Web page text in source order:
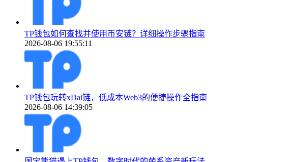
TP钱包如何查找并使用币安链？详细操作步骤指南
2026-08-06 19:55:11
TP钱包玩转xDai链，低成本Web3的便捷操作全指南
2026-08-06 14:39:05